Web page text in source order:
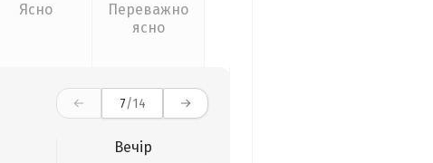
Ясно
Переважно
ясно
7/14
Вечір